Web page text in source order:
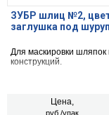
ЗУБР шлиц №2,
заглушка под
Для маскировки
конструкций.
Цена,
руб./упак